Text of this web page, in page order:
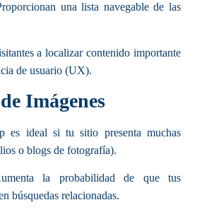
una lista navegable de las
a localizar contenido importante
de usuario (UX).
Imágenes
es ideal si tu sitio presenta muchas
o blogs de fotografía).
la probabilidad de que tus
búsquedas relacionadas.